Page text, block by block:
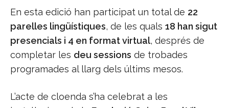
En esta edició han participat un total de 22
parelles lingüístiques, de les quals 18 han sigut
presencials i 4 en format virtual, després de
completar les deu sessions de trobades
programades al llarg dels últims mesos.
L’acte de cloenda s’ha celebrat a les